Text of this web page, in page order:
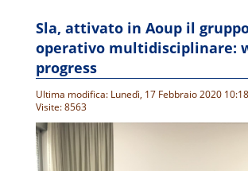
Sla, attivato in Aoup il
operativo multidisciplinare:
progress
Ultima modifica: Lunedì, 17 Febbraio 2020 10:18
Visite: 8563